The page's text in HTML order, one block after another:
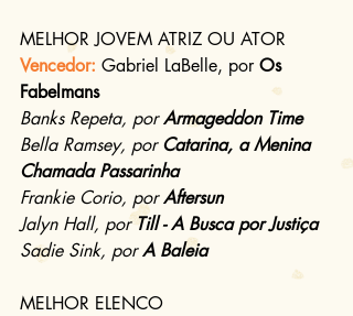
MELHOR JOVEM ATRIZ OU ATOR
Vencedor: Gabriel LaBelle, por Os
Fabelmans
Banks Repeta, por Armageddon Time
Bella Ramsey, por Catarina, a Menina
Chamada Passarinha
Frankie Corio, por Aftersun
Jalyn Hall, por Till - A Busca por Justiça
Sadie Sink, por A Baleia
MELHOR ELENCO